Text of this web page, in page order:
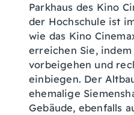
Parkhaus des Kino
der Hochschule ist
wie das Kino
erreichen Sie, indem
vorbeigehen und
einbiegen. Der
ehemalige
Gebäude, ebenfalls